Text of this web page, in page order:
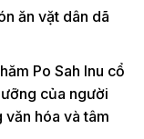
ăn vặt dân dã
Po Sah Inu cổ
của người
văn hóa và tâm